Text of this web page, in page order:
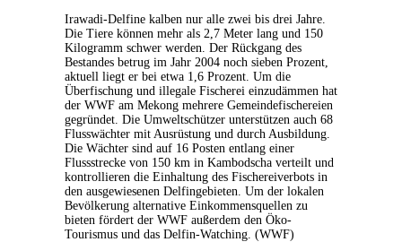
Irawadi-Delfine kalben nur alle zwei bis drei Jahre.
Die Tiere können mehr als 2,7 Meter lang und 150
Kilogramm schwer werden. Der Rückgang des
Bestandes betrug im Jahr 2004 noch sieben Prozent,
aktuell liegt er bei etwa 1,6 Prozent. Um die
Überfischung und illegale Fischerei einzudämmen hat
der WWF am Mekong mehrere Gemeindefischereien
gegründet. Die Umweltschützer unterstützen auch 68
Flusswächter mit Ausrüstung und durch Ausbildung.
Die Wächter sind auf 16 Posten entlang einer
Flussstrecke von 150 km in Kambodscha verteilt und
kontrollieren die Einhaltung des Fischereiverbots in
den ausgewiesenen Delfingebieten. Um der lokalen
Bevölkerung alternative Einkommensquellen zu
bieten fördert der WWF außerdem den Öko-
Tourismus und das Delfin-Watching. (WWF)